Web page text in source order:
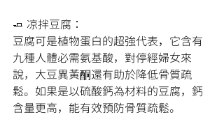
🧈 凉拌豆腐：
豆腐可是植物蛋白的超強代表，它含有
九種人體必需氨基酸，對停經婦女來
說，大豆異黃酮還有助於降低骨質疏
鬆。如果是以硫酸鈣為材料的豆腐，鈣
含量更高，能有效預防骨質疏鬆。